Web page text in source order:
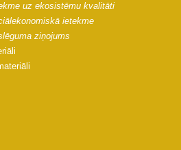
uz ekosistēmu kvalitāti
ietekme
ziņojums